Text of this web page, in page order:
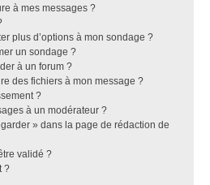
à mes messages ?
plus d’options à mon sondage ?
un sondage ?
à un forum ?
des fichiers à mon message ?
?
à un modérateur ?
» dans la page de rédaction de
validé ?
?